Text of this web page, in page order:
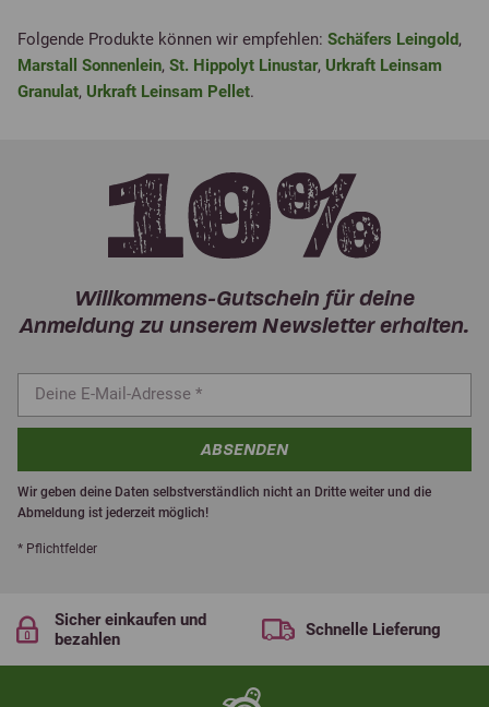
Folgende Produkte können wir empfehlen: Schäfers Leingold,
Marstall Sonnenlein, St. Hippolyt Linustar, Urkraft Leinsam
Granulat, Urkraft Leinsam Pellet.
Willkommens-Gutschein für deine
Anmeldung zu unserem Newsletter erhalten.
ABSENDEN
Wir geben deine Daten selbstverständlich nicht an Dritte weiter und die
Abmeldung ist jederzeit möglich!
* Pflichtfelder
Sicher einkaufen und
bezahlen
Schnelle Lieferung